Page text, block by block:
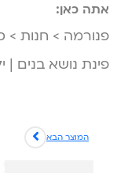
אתה כאן:
פנורמה > חנות >
פינת נושא בנים |
המוצר הבא